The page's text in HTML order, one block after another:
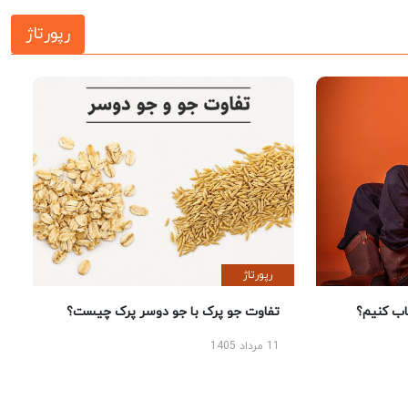
رپورتاژ
کنیم؟
رپورتاژ
تفاوت جو پرک با جو دوسر پرک چیست؟